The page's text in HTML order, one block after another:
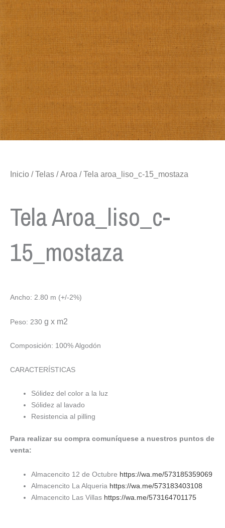
Inicio /Telas /Aroa / Tela aroa_liso_c-15_mostaza
Tela Aroa_liso_c-
15_mostaza
Ancho: 2.80 m (+/-2%)
Peso: 230 g x m2
Composición: 100% Algodón
CARACTERÍSTICAS
Sólidez del color a la luz
Sólidez al lavado
Resistencia al pilling
Para realizar su compra comuníquese a nuestros puntos de
venta:
Almacencito 12 de Octubre https://wa.me/573185359069
Almacencito La Alqueria https://wa.me/573183403108
Almacencito Las Villas https://wa.me/573164701175